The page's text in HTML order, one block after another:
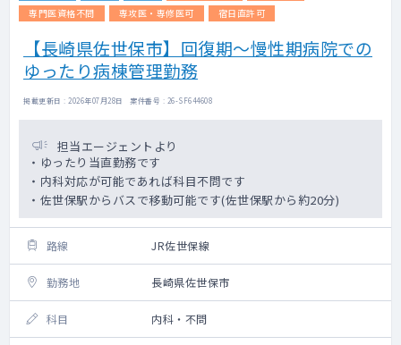
専門医資格不問
専攻医・専修医可 宿日直許可
【長崎県佐世保市】回復期～慢性期病院での
ゆったり病棟管理勤務
掲載更新日 : 2026年07月28日 案件番号 : 26-SF644608
担当エージェントより
・ゆったり当直勤務です
・内科対応が可能であれば科目不問です
・佐世保駅からバスで移動可能です(佐世保駅から約20分)
路線 JR佐世保線
勤務地 長崎県佐世保市
科目 内科・不問